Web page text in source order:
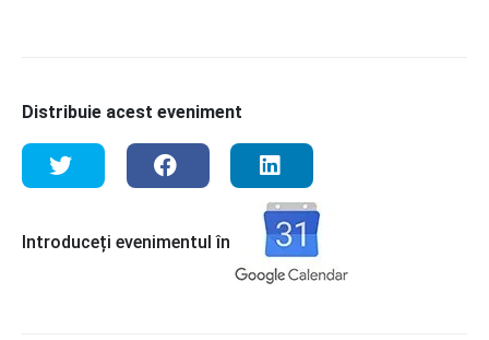
Distribuie acest eveniment
Introduceți evenimentul în